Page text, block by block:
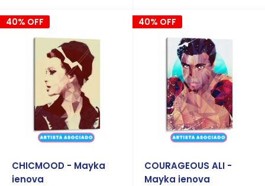
40% OFF
CHICMOOD - Mayka
ienova
40% OFF
COURAGEOUS ALI -
Mayka ienova